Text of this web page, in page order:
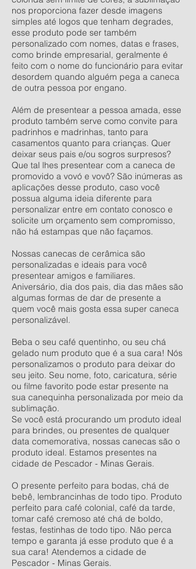
nos proporciona fazer desde imagens
simples até logos que tenham degrades,
esse produto pode ser também
personalizado com nomes, datas e frases,
como brinde empresarial, geralmente é
feito com o nome do funcionário para evitar
desordem quando alguém pega a caneca
de outra pessoa por engano.
Além de presentear a pessoa amada, esse
produto também serve como convite para
padrinhos e madrinhas, tanto para
casamentos quanto para crianças. Quer
deixar seus pais e/ou sogros surpresos?
Que tal lhes presentear com a caneca de
promovido a vovó e vovô? São inúmeras as
aplicações desse produto, caso você
possua alguma ideia diferente para
personalizar entre em contato conosco e
solicite um orçamento sem compromisso,
não há estampas que não façamos.
Nossas canecas de cerâmica são
personalizadas e ideais para você
presentear amigos e familiares.
Aniversário, dia dos pais, dia das mães são
algumas formas de dar de presente a
quem você mais gosta essa super caneca
personalizável.
Beba o seu café quentinho, ou seu chá
gelado num produto que é a sua cara! Nós
personalizamos o produto para deixar do
seu jeito. Seu nome, foto, caricatura, série
ou filme favorito pode estar presente na
sua canequinha personalizada por meio da
sublimação.
Se você está procurando um produto ideal
para brindes, ou presentes de qualquer
data comemorativa, nossas canecas são o
produto ideal. Estamos presentes na
cidade de Pescador - Minas Gerais.
O presente perfeito para bodas, chá de
bebê, lembrancinhas de todo tipo. Produto
perfeito para café colonial, café da tarde,
tomar café cremoso até chá de boldo,
festas, festinhas de todo tipo. Não perca
tempo e garanta já esse produto que é a
sua cara! Atendemos a cidade de
Pescador - Minas Gerais.